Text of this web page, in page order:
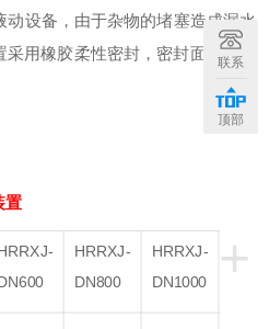
动设备，由于杂物的堵塞造成漏水
用橡胶柔性密封，密封面较大，
置
+
HRRXJ-
DN800
HRRXJ-
DN1000
联系
顶部